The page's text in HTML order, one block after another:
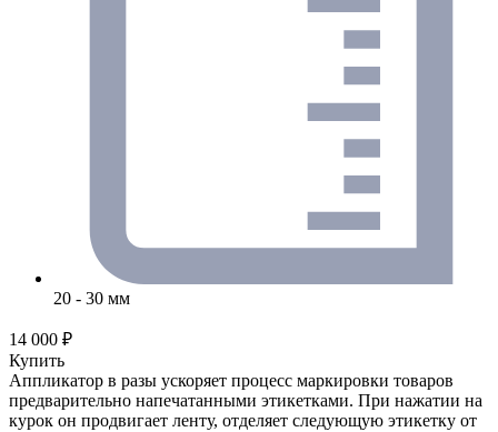
20 - 30 мм
14 000 ₽
Купить
Аппликатор в разы ускоряет процесс маркировки товаров
предварительно напечатанными этикетками. При нажатии на
курок он продвигает ленту, отделяет следующую этикетку от